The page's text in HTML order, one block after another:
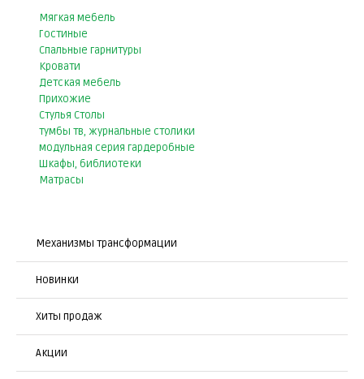
Мягкая мебель
Гостиные
Спальные гарнитуры
Кровати
Детская мебель
Прихожие
Стулья Столы
тумбы тв, журнальные столики
модульная серия гардеробные
Шкафы, библиотеки
Матрасы
Механизмы трансформации
Новинки
Хиты продаж
Акции